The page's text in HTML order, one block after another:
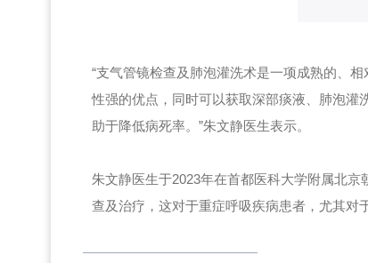
“支气管镜检查及肺泡灌洗术是一项成熟的、
性强的优点，同时可以获取深部痰液、肺泡灌
助于降低病死率。”朱文静医生表示。
朱文静医生于2023年在首都医科大学附属北
查及治疗，这对于重症呼吸疾病患者，尤其对